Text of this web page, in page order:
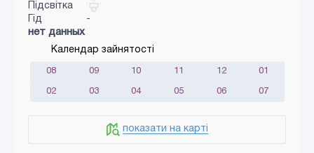
Підсвітка
Гід
-
нет данных
Календар зайнятості
08 09 10 11 12 01
02 03 04 05 06 07
показати на карті